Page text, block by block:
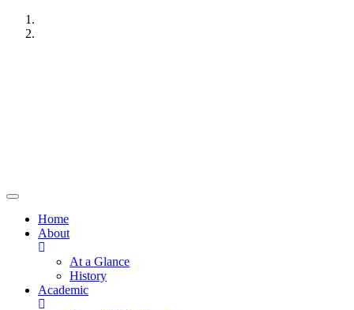
Skip
Home
About
At a Glance
History
Academic